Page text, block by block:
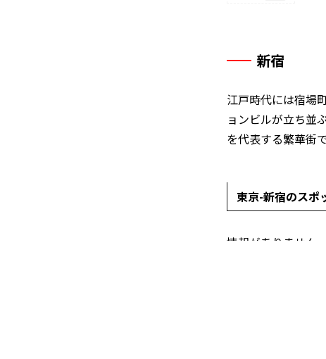
新宿
江戸時代には宿場
ョンビルが立ち並
を代表する繁華街で
東京-新宿のスポ
情報がありません。